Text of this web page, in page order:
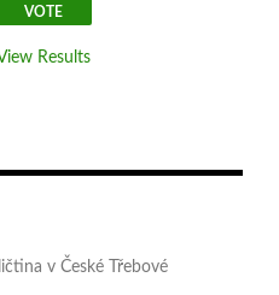
Results
v České Třebové